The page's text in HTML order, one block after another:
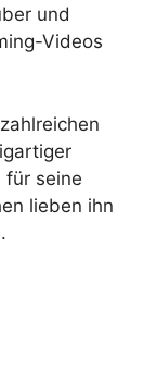
und
Videos
für seine
lieben ihn